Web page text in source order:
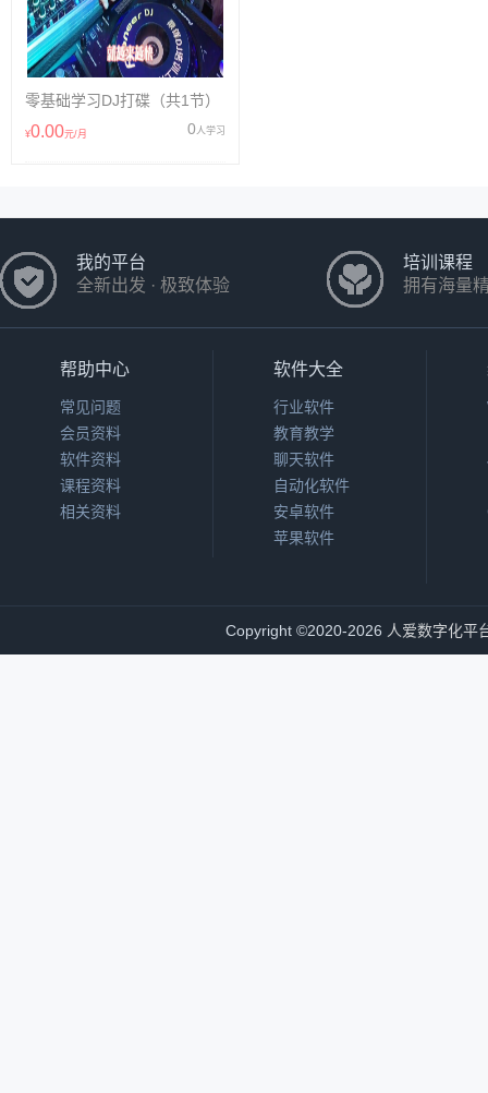
零基础学习DJ打碟（共1节）
¥0.00元/月 0人学习
我的平台
全新出发 · 极致体验
培训课程
拥有海量
帮助中心
常见问题
会员资料
软件资料
课程资料
相关资料
软件大全
行业软件
教育教学
聊天软件
自动化软件
安卓软件
苹果软件
Copyright ©2020-2026 人爱数字化平